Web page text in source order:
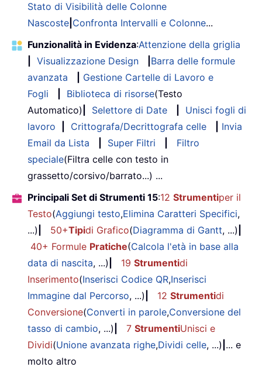
Stato di Visibilità delle Colonne
Nascoste Confronta Intervalli e Colonne...
Funzionalità in Evidenza:Attenzione della griglia
Visualizzazione Design
Barra delle formule
avanzata
Gestione Cartelle di Lavoro e
Fogli
Biblioteca di risorse(Testo
Automatico)
Selettore di Date
Unisci fogli di
lavoro
Crittografa/Decrittografa celle
Invia
Email da Lista
Super Filtri
Filtro
speciale(Filtra celle con testo in
grassetto/corsivo/barrato...) ...
Principali Set di Strumenti 15:12 Strumentiper il
Testo(Aggiungi testo,Elimina Caratteri Specifici,
...)
50+Tipidi Grafico(Diagramma di Gantt, ...)
40+ Formule Pratiche(Calcola l'età in base alla
data di nascita, ...) 19 Strumentidi
Inserimento(Inserisci Codice QR,Inserisci
Immagine dal Percorso, ...) 12 Strumentidi
Conversione(Converti in parole,Conversione del
tasso di cambio, ...) 7 StrumentiUnisci e
Dividi(Unione avanzata righe,Dividi celle, ...) ... e
molto altro